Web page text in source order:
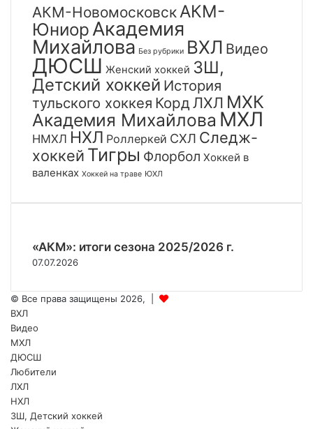
АКМ-НовомосковскАКМ-
ЮниорАкадемия
Михайлова Без рубрики ВХЛ Видео
ДЮСШ Женский хоккей ЗШ,
Детский хоккей История
тульского хоккея Корд ЛХЛ МХК
Академия Михайлова МХЛ
НМХЛ НХЛ Роллеркей СХЛ Следж-
хоккей Тигры Флорбол Хоккей в
валенках Хоккей на траве ЮХЛ
«АКМ»: итоги сезона 2025/2026 г.
07.07.2026
© Все права защищены 2026, |
ВХЛ
Видео
МХЛ
ДЮСШ
Любители
ЛХЛ
НХЛ
ЗШ, Детский хоккей